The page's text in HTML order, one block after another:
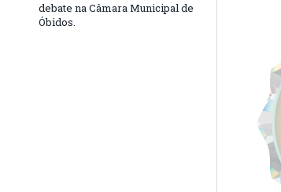
debate na Câmara Municipal de
Óbidos.